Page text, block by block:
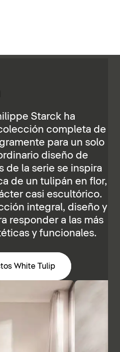
Starck ha
completa de
para un solo
diseño de
de la serie se inspira
de un tulipán en flor,
casi escultórico.
integral, diseño y
responder a las más
y funcionales.
White Tulip